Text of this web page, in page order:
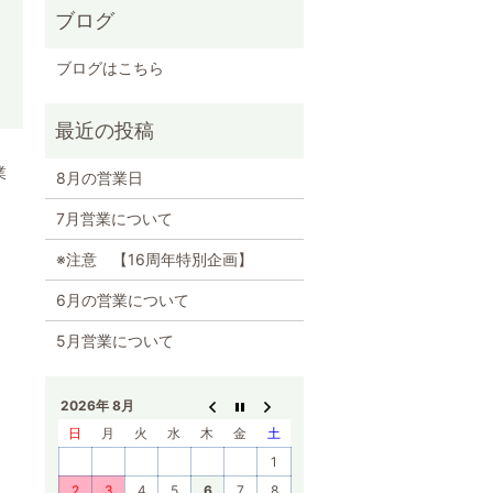
ブログ
ブログはこちら
8月の営業日
7月営業について
※注意 【16周年特別企画】
6月の営業について
5月営業について
2026年 8月
日
月 火 水 木 金
土
1